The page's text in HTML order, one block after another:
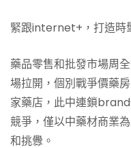
緊跟internet+，打造時
藥品零售和批發市場周
場拉開，個別戰爭價藥
家藥店，此中連鎖
競爭，僅以中藥材商業
和挑釁。